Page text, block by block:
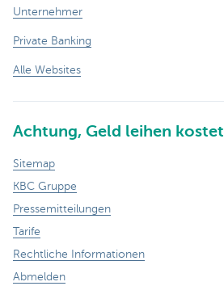
Unternehmer
Private Banking
Alle Websites
Achtung, Geld leihen
Sitemap
KBC Gruppe
Pressemitteilungen
Tarife
Rechtliche Informationen
Abmelden